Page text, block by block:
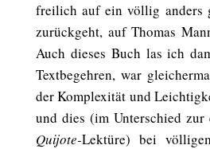
freilich auf ein völlig anders
zurückgeht, auf Thomas
Auch dieses Buch las ich
Textbegehren, war
der Komplexität und
und dies (im Unterschied
Quijote-Lektüre) bei